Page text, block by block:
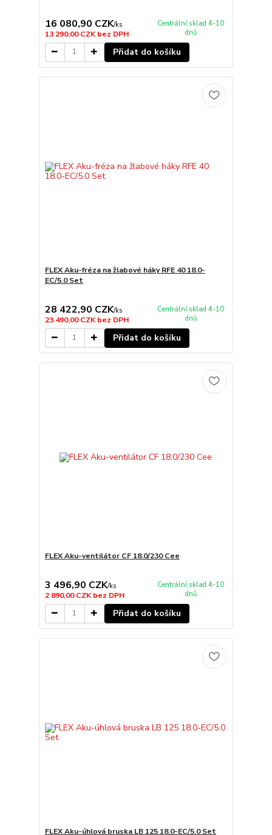
16 080,90 CZK/ks
13 290,00 CZKbez DPH
Centrální sklad 4-10
dnů
Přidat do košíku
FLEX Aku-fréza na žlabové háky RFE 40 18.0-
EC/5.0 Set
28 422,90 CZK/ks
23 490,00 CZKbez DPH
Centrální sklad 4-10
dnů
Přidat do košíku
FLEX Aku-ventilátor CF 18.0/230 Cee
3 496,90 CZK/ks
2 890,00 CZKbez DPH
Centrální sklad 4-10
dnů
Přidat do košíku
FLEX Aku-úhlová bruska LB 125 18.0-EC/5.0 Set